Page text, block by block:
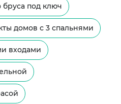
бруса под ключ
домов с 3 спальнями
входами